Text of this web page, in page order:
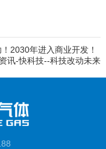
2030年进入商业开发！
讯-快科技--科技改动未来